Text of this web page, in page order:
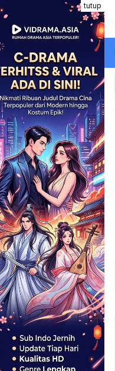
Loncat
ke
konten
tutup